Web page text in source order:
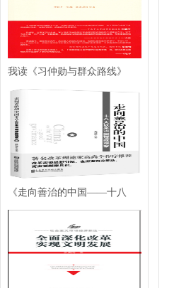
我读《习仲勋与群众路线》
《走向善治的中国——十八